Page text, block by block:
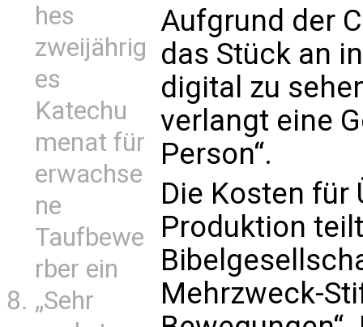
hes
zweijährig
es
Katechu
menat für
erwachse
ne
Taufbewe
rber ein
„Sehr
Aufgrund der
das Stück an
digital zu
verlangt eine
Person“.
Die Kosten für
Produktion
Mehrzweck-